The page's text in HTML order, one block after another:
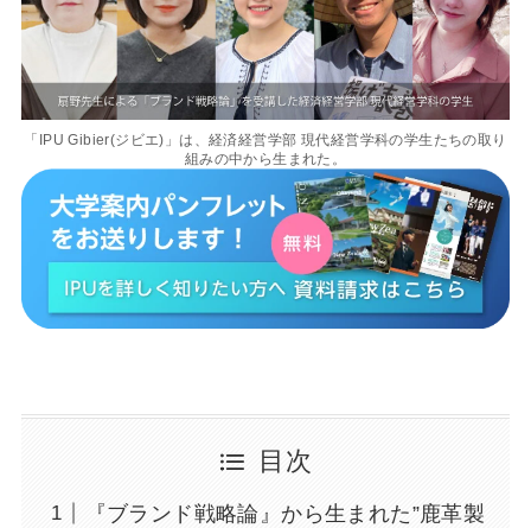
「IPU Gibier(ジビエ)」は、経済経営学部 現代経営学科の学⽣たちの取り
組みの中から⽣まれた。
目次
『ブランド戦略論』から生まれた”⿅⾰製